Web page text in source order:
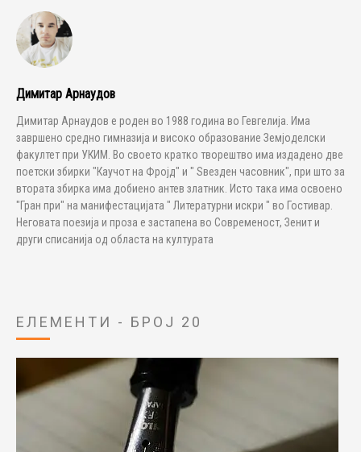
Димитар Арнаудов
Димитар Арнаудов е роден во 1988 година во Гевгелија. Има
завршено средно гимназија и високо образование Земјоделски
факултет при УКИМ. Во своето кратко творештво има издадено две
поетски збирки "Каучот на Фројд" и " Ѕвезден часовник", при што за
втората збирка има добиено антев златник. Исто така има освоено
"Гран при" на манифестацијата " Литературни искри " во Гостивар.
Неговата поезија и проза е застапена во Современост, Зенит и
други списанија од областа на културата
ЕЛЕМЕНТИ - БРОЈ 20